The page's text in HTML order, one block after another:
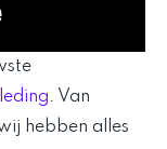
. Van
hebben alles